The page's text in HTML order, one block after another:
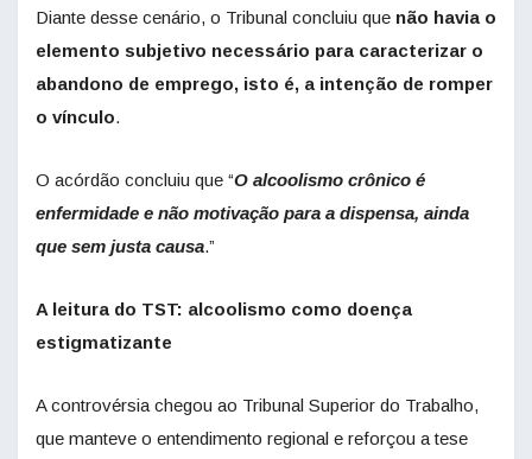
Diante desse cenário, o Tribunal concluiu que não havia o
elemento subjetivo necessário para caracterizar o
abandono de emprego, isto é, a intenção de romper
o vínculo.
O acórdão concluiu que “O alcoolismo crônico é
enfermidade e não motivação para a dispensa, ainda
que sem justa causa.”
A leitura do TST: alcoolismo como doença
estigmatizante
A controvérsia chegou ao Tribunal Superior do Trabalho,
que manteve o entendimento regional e reforçou a tese